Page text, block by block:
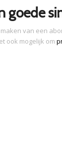
goede
van een
ook mogelijk om